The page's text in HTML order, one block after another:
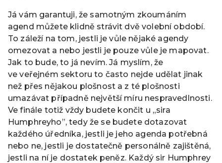
Já vám garantuji, že samotným zkoumáním
agend můžete klidně strávit dvě volební období.
To záleží na tom, jestli je vůle nějaké agendy
omezovat a nebo jestli je pouze vůle je mapovat.
Jak to bude, to já nevím. Já myslím, že
ve veřejném sektoru to často nejde udělat jinak
než přes nějakou plošnost a z té plošnosti
umazávat případně největší míru nespravedlnosti.
Ve finále totiž vždy budete končit u „sira
Humphreyho”, tedy že se budete dotazovat
každého úředníka, jestli je jeho agenda potřebná
nebo ne, jestli je dostatečně personálně zajištěná,
jestli na ní je dostatek peněz. Každý sir Humphrey